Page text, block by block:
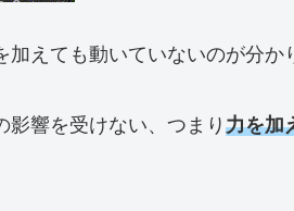
えても動いていないのが分か
影響を受けない、つまり 力を加